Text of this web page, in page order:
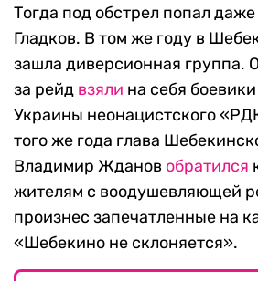
Тогда под обстрел попал
Гладков. В том же году в
зашла диверсионная группа.
за рейд взяли на себя
Украины неонацистского
того же года глава
Владимир Жданов обратился
жителям с воодушевляющей
произнес запечатленные на
«Шебекино не склоняется».